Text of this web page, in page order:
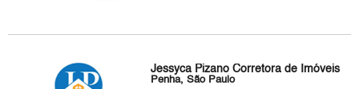
Jessyca Pizano Corretora de Imóveis
Penha, São Paulo